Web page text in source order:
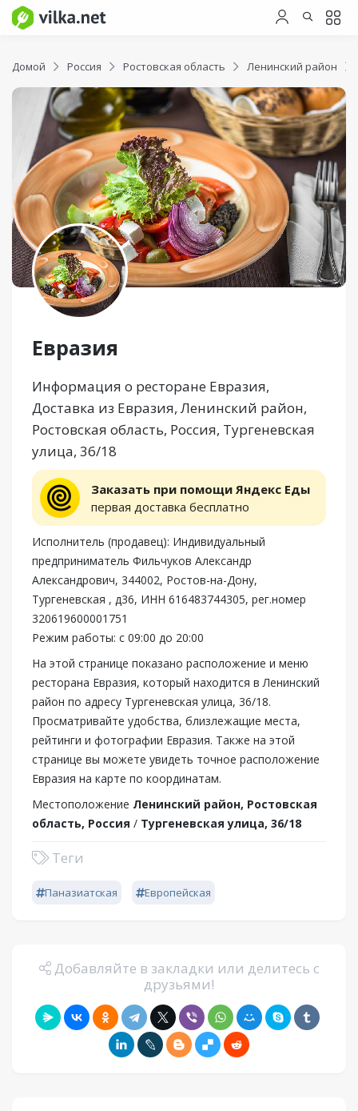
Домой Россия Ростовская область Ленинский район
Евразия
Информация о ресторане Евразия,
Доставка из Евразия, Ленинский район,
Ростовская область, Россия, Тургеневская
улица, 36/18
Заказать при помощи Яндекс Еды
первая доставка бесплатно
Исполнитель (продавец): Индивидуальный
предприниматель Фильчуков Александр
Александрович, 344002, Ростов-на-Дону,
Тургеневская , д36, ИНН 616483744305, рег.номер
320619600001751
Режим работы: с 09:00 до 20:00
На этой странице показано расположение и меню
ресторана Евразия, который находится в Ленинский
район по адресу Тургеневская улица, 36/18.
Просматривайте удобства, близлежащие места,
рейтинги и фотографии Евразия. Также на этой
странице вы можете увидеть точное расположение
Евразия на карте по координатам.
Местоположение Ленинский район, Ростовская
область, Россия / Тургеневская улица, 36/18
Теги
Паназиатская Европейская
Добавляйте в закладки или делитесь с
друзьями!